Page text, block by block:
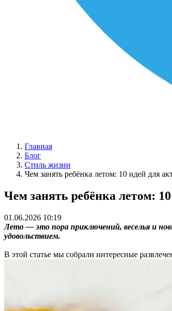
Главная
Блог
Стиль жизни
Чем занять ребёнка летом: 10 идей для
Чем занять ребёнка летом:
01.06.2026 10:19
Лето — это пора приключений, веселья и
удовольствием.
В этой статье мы собрали интересные